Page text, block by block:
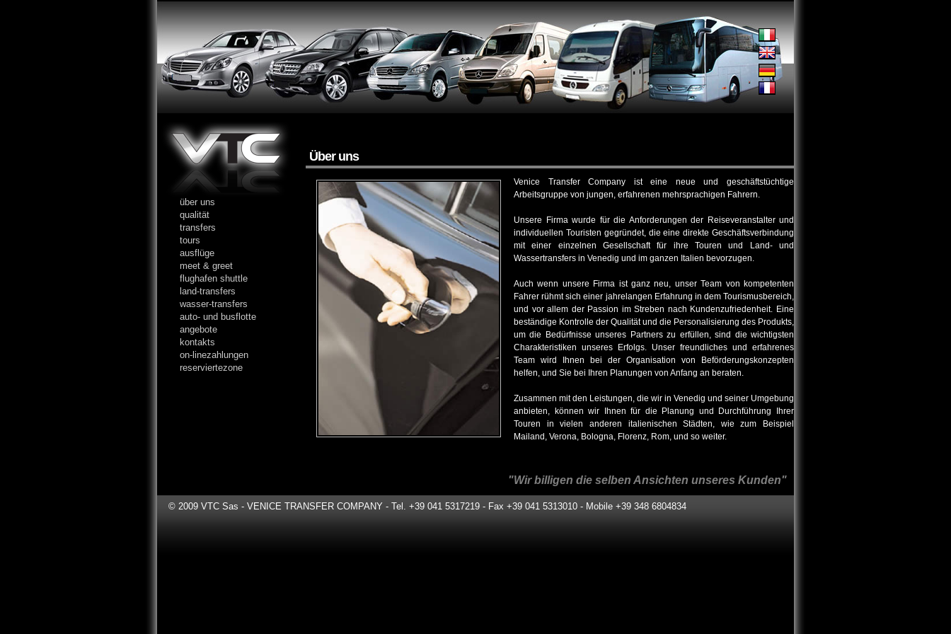
Über uns
Venice Transfer Company ist eine neue und geschäftstüchtige
Arbeitsgruppe von jungen, erfahrenen mehrsprachigen Fahrern.
Unsere Firma wurde für die Anforderungen der Reiseveranstalter und
individuellen Touristen gegründet, die eine direkte Geschäftsverbindung
mit einer einzelnen Gesellschaft für ihre Touren und Land- und
Wassertransfers in Venedig und im ganzen Italien bevorzugen.
Auch wenn unsere Firma ist ganz neu, unser Team von kompetenten
Fahrer rühmt sich einer jahrelangen Erfahrung in dem Tourismusbereich,
und vor allem der Passion im Streben nach Kundenzufriedenheit. Eine
beständige Kontrolle der Qualität und die Personalisierung des Produkts,
um die Bedürfnisse unseres Partners zu erfüllen, sind die wichtigsten
Charakteristiken unseres Erfolgs. Unser freundliches und erfahrenes
Team wird Ihnen bei der Organisation von Beförderungskonzepten
helfen, und Sie bei Ihren Planungen von Anfang an beraten.
Zusammen mit den Leistungen, die wir in Venedig und seiner Umgebung
anbieten, können wir Ihnen für die Planung und Durchführung Ihrer
Touren in vielen anderen italienischen Städten, wie zum Beispiel
Mailand, Verona, Bologna, Florenz, Rom, und so weiter.
"Wir billigen die selben Ansichten unseres Kunden"
über uns
qualität
transfers
tours
ausflüge
meet & greet
flughafen shuttle
land-transfers
wasser-transfers
auto- und busflotte
angebote
kontakts
on-linezahlungen
reserviertezone
© 2009 VTC Sas - VENICE TRANSFER COMPANY - Tel. +39 041 5317219 - Fax +39 041 5313010 - Mobile +39 348 6804834